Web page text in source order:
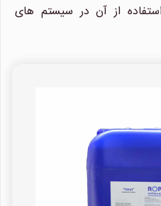
از آن در سیستم های